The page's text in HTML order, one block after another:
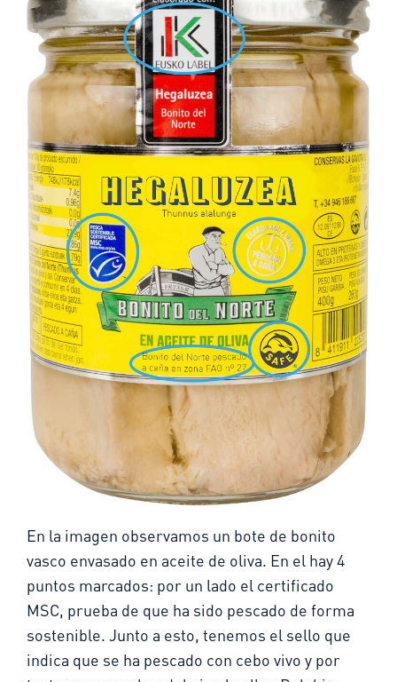
En la imagen observamos un bote de bonito
vasco envasado en aceite de oliva. En el hay 4
puntos marcados: por un lado el certificado
MSC, prueba de que ha sido pescado de forma
sostenible. Junto a esto, tenemos el sello que
indica que se ha pescado con cebo vivo y por